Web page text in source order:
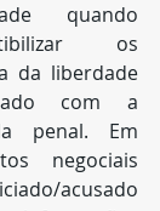
quando
os
da liberdade
com a
penal. Em
negociais
acusado